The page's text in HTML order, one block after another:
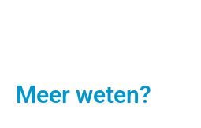
Meer weten?